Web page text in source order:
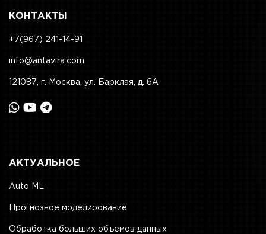
КОНТАКТЫ
+7(967) 241-14-91
info@antavira.com
121087, г. Москва, ул. Барклая, д. 6А
АКТУАЛЬНОЕ
Auto ML
Прогнозное моделирование
Обработка больших объемов данных